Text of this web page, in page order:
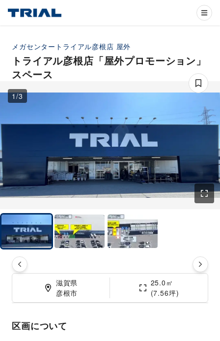
メガセンタートライアル彦根店 屋外
トライアル彦根店「屋外プロモーション」
スペース
1 /3
滋賀県
彦根市
25.0㎡
(7.56坪)
区画について